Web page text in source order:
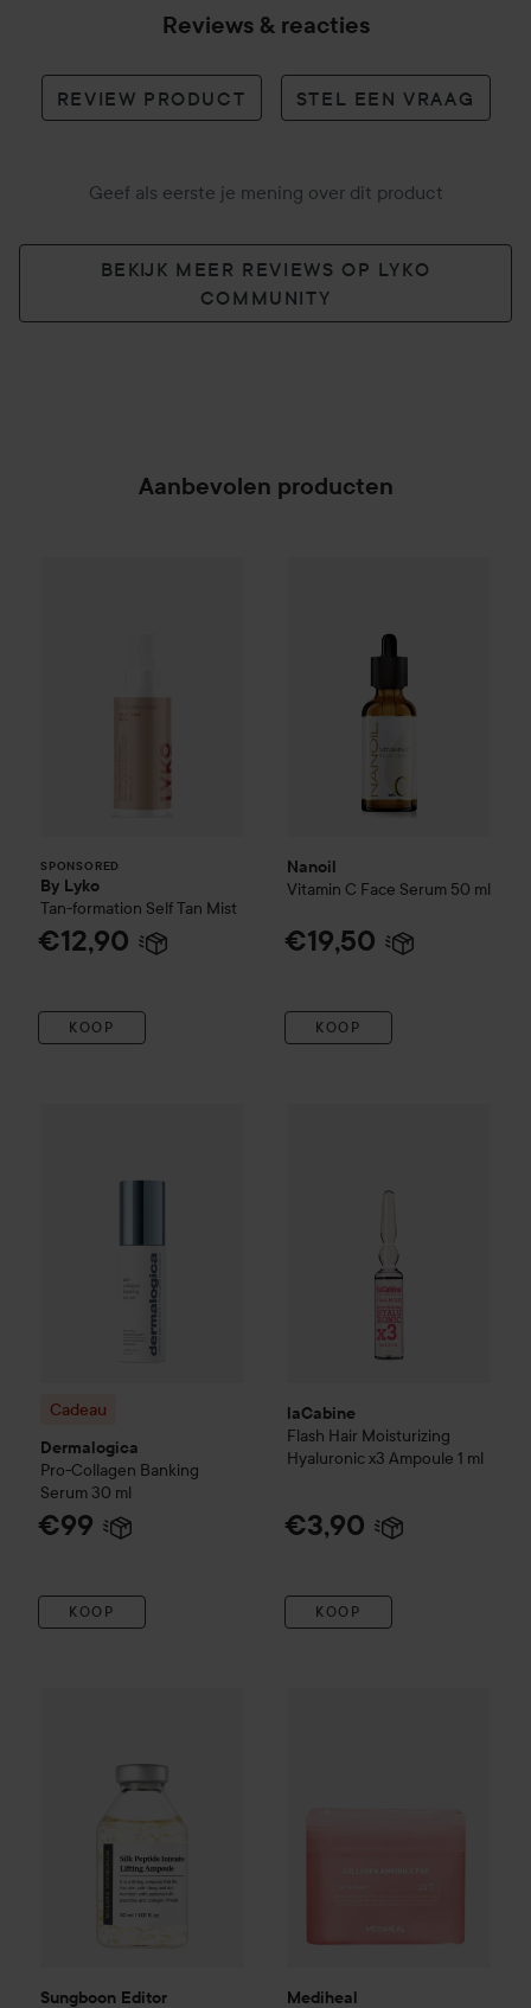
Reviews & reacties
REVIEW PRODUCT STEL EEN VRAAG
Geef als eerste je mening over dit product
BEKIJK MEER REVIEWS OP LYKO
COMMUNITY
Aanbevolen producten
SPONSORED
By Lyko
Tan-formation Self Tan Mist
€12,90
KOOP
Nanoil
Vitamin C Face Serum 50 ml
€19,50
KOOP
Cadeau
Dermalogica
Pro-Collagen Banking
Serum 30 ml
€99
KOOP
laCabine
Flash Hair Moisturizing
Hyaluronic x3 Ampoule 1 ml
€3,90
KOOP
Sungboon Editor Mediheal